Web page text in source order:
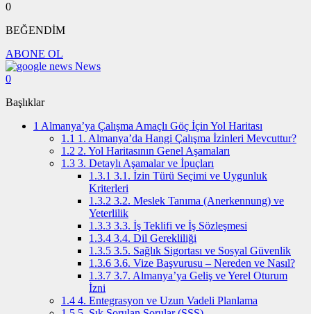
0
BEĞENDİM
ABONE OL
News
0
Başlıklar
1 Almanya’ya Çalışma Amaçlı Göç İçin Yol Haritası
1.1 1. Almanya’da Hangi Çalışma İzinleri Mevcuttur?
1.2 2. Yol Haritasının Genel Aşamaları
1.3 3. Detaylı Aşamalar ve İpuçları
1.3.1 3.1. İzin Türü Seçimi ve Uygunluk
Kriterleri
1.3.2 3.2. Meslek Tanıma (Anerkennung) ve
Yeterlilik
1.3.3 3.3. İş Teklifi ve İş Sözleşmesi
1.3.4 3.4. Dil Gerekliliği
1.3.5 3.5. Sağlık Sigortası ve Sosyal Güvenlik
1.3.6 3.6. Vize Başvurusu – Nereden ve Nasıl?
1.3.7 3.7. Almanya’ya Geliş ve Yerel Oturum
İzni
1.4 4. Entegrasyon ve Uzun Vadeli Planlama